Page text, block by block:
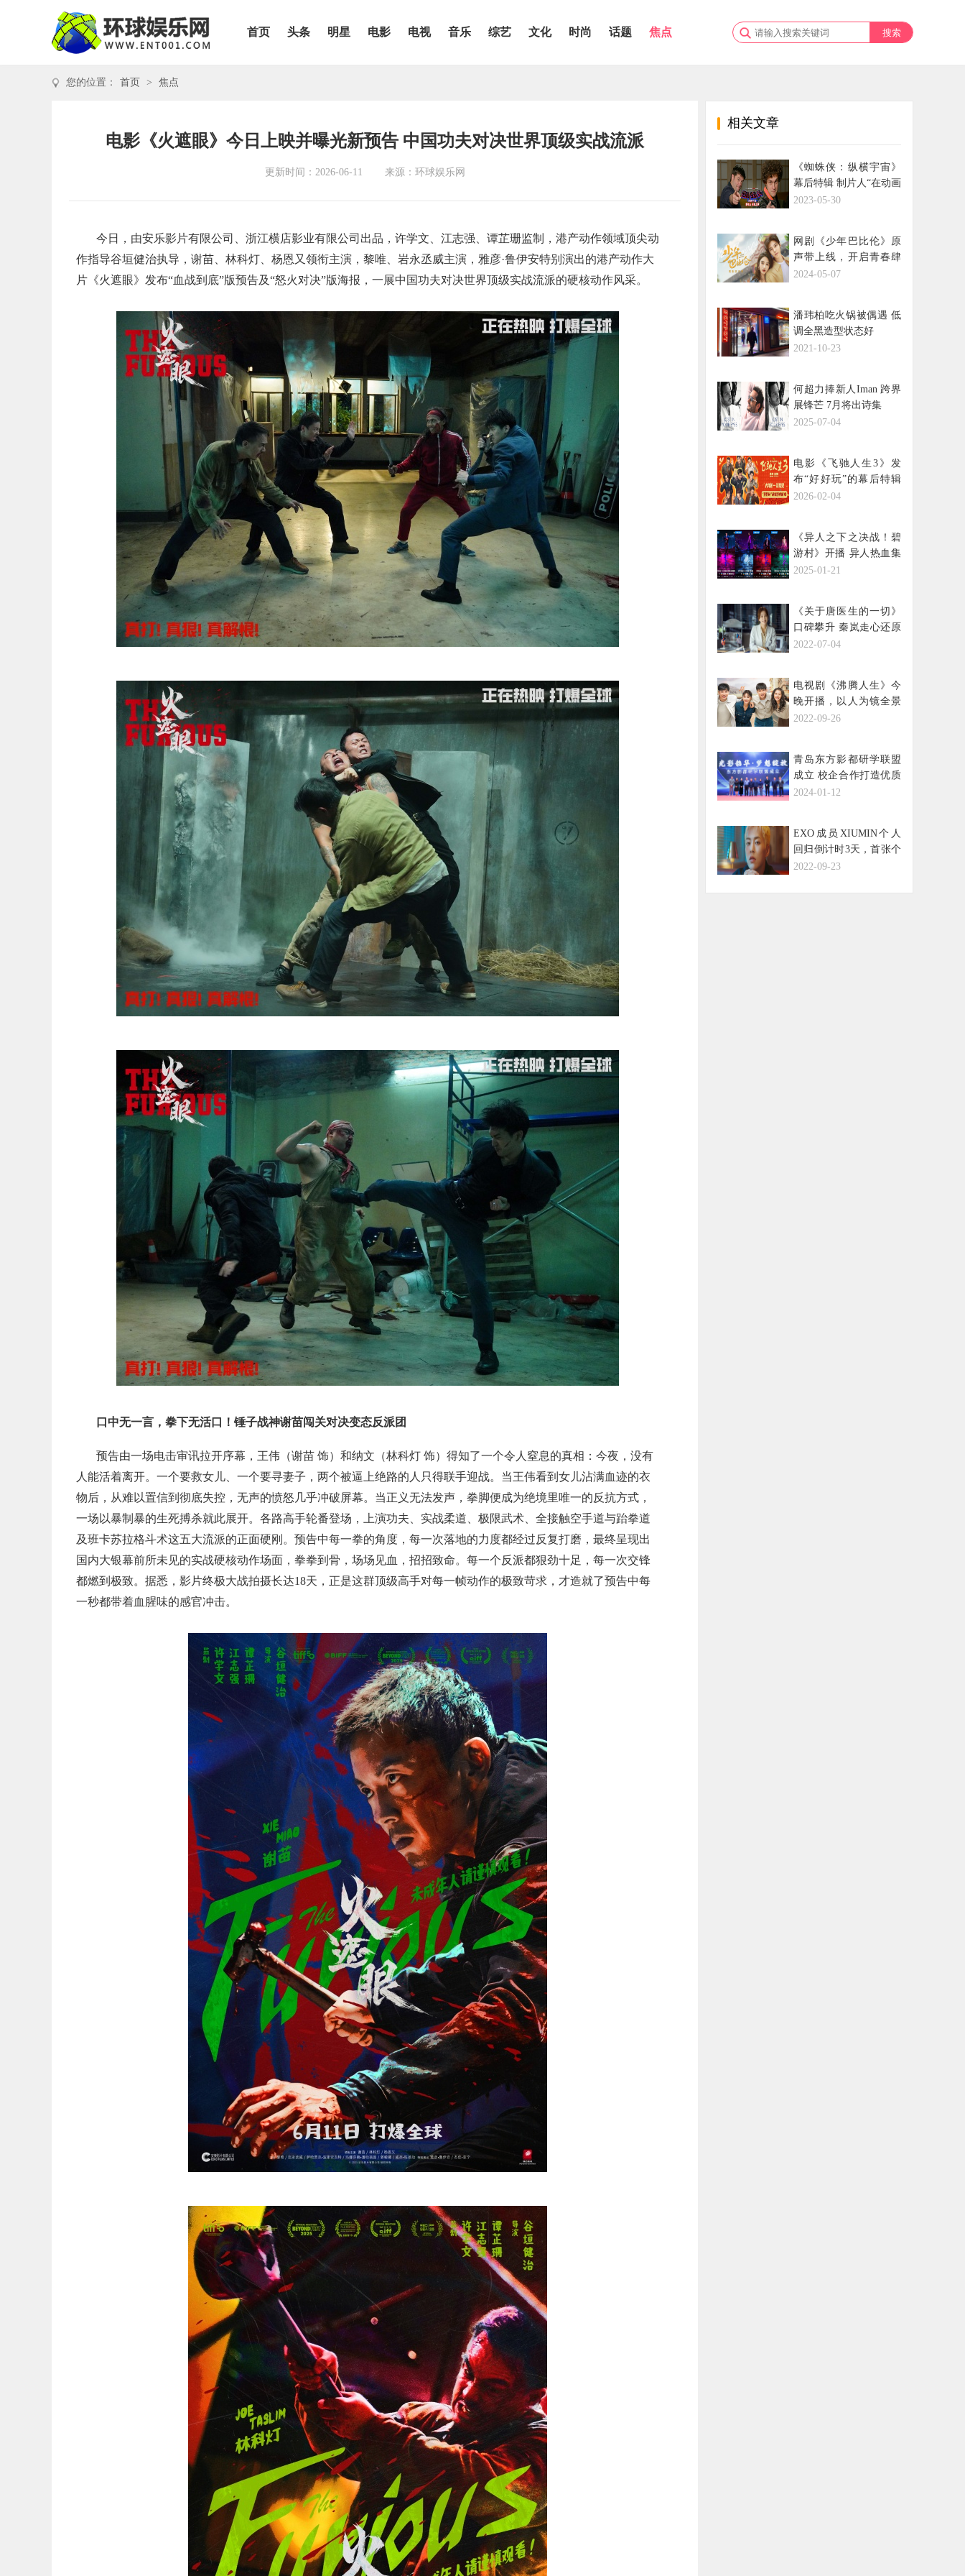
首页 头条 明星 电影 电视 音乐 综艺 文化 时尚 话题 焦点
您的位置： 首页 > 焦点
电影《火遮眼》今日上映并曝光新预告 中国功夫对决世界顶级实战流派
更新时间：2026-06-11 来源：环球娱乐网
今日，由安乐影片有限公司、浙江横店影业有限公司出品，许学文、江志强、谭芷珊监制，港产动作领域顶尖动
作指导谷垣健治执导，谢苗、林科灯、杨恩又领衔主演，黎唯、岩永丞威主演，雅彦·鲁伊安特别演出的港产动作大
片《火遮眼》发布“血战到底”版预告及“怒火对决”版海报，一展中国功夫对决世界顶级实战流派的硬核动作风采。
口中无一言，拳下无活口！锤子战神谢苗闯关对决变态反派团
预告由一场电击审讯拉开序幕，王伟（谢苗 饰）和纳文（林科灯 饰）得知了一个令人窒息的真相：今夜，没有
人能活着离开。一个要救女儿、一个要寻妻子，两个被逼上绝路的人只得联手迎战。当王伟看到女儿沾满血迹的衣
物后，从难以置信到彻底失控，无声的愤怒几乎冲破屏幕。当正义无法发声，拳脚便成为绝境里唯一的反抗方式，
一场以暴制暴的生死搏杀就此展开。各路高手轮番登场，上演功夫、实战柔道、极限武术、全接触空手道与跆拳道
及班卡苏拉格斗术这五大流派的正面硬刚。预告中每一拳的角度，每一次落地的力度都经过反复打磨，最终呈现出
国内大银幕前所未见的实战硬核动作场面，拳拳到骨，场场见血，招招致命。每一个反派都狠劲十足，每一次交锋
都燃到极致。据悉，影片终极大战拍摄长达18天，正是这群顶级高手对每一帧动作的极致苛求，才造就了预告中每
一秒都带着血腥味的感官冲击。
相关文章
《蜘蛛侠：纵横宇宙》
幕后特辑 制片人“在动画
里一切皆有可能”
2023-05-30
网剧《少年巴比伦》原
声带上线，开启青春肆
意追梦时光
2024-05-07
潘玮柏吃火锅被偶遇 低
调全黑造型状态好
2021-10-23
何超力捧新人Iman 跨界
展锋芒 7月将出诗集
2025-07-04
电影《飞驰人生3》发
布“好好玩”的幕后特辑
沈腾携飞驰天团欢乐启
2026-02-04
《异人之下之决战！碧
游村》开播 异人热血集
结开启冒险新篇
2025-01-21
《关于唐医生的一切》
口碑攀升 秦岚走心还原
医生的真实感鲜活感
2022-07-04
电视剧《沸腾人生》今
晚开播，以人为镜全景
式呈现重卡工业发展历
2022-09-26
青岛东方影都研学联盟
成立 校企合作打造优质
影视研学课程
2024-01-12
EXO成员XIUMIN个人
回归倒计时3天，首张个
人专辑主打曲《Brand
2022-09-23